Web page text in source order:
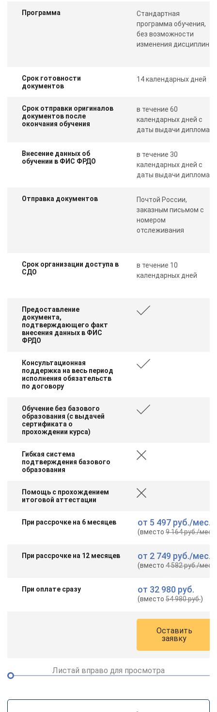
Программа
Стандартная
программа обучения,
без возможности
изменения дисциплин
Срок готовности
документов
14 календарных дней
Срок отправки оригиналов
документов после
окончания обучения
в течение 60
календарных дней с
даты выдачи диплома
Внесение данных об
обучении в ФИС ФРДО
в течение 30
календарных дней с
даты выдачи диплома
Отправка документов
Почтой России,
заказным письмом с
номером
отслеживания
Срок организации доступа в
СДО
в течение 10
календарных дней
Предоставление
документа,
подтверждающего факт
внесения данных в ФИС
ФРДО
Консультационная
поддержка на весь период
исполнения обязательств
по договору
Обучение без базового
образования (с выдачей
сертификата о
прохождении курса)
Гибкая система
подтверждения базового
образования
Помощь с прохождением
итоговой аттестации
При рассрочке на 6 месяцев от 5 497 руб./мес.
(вместо9 164 руб./мес.
При рассрочке на 12 месяцев от 2 749 руб./мес.
(вместо4 582 руб./мес.
При оплате сразу от 32 980 руб.
(вместо54 980 руб.)
Оставить
заявку
Листай вправо для просмотра